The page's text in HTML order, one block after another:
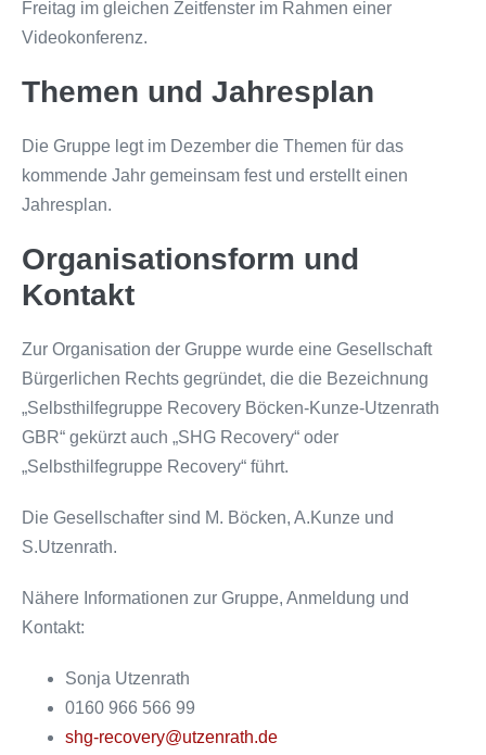
Freitag im gleichen Zeitfenster im Rahmen einer
Videokonferenz.
Themen und Jahresplan
Die Gruppe legt im Dezember die Themen für das
kommende Jahr gemeinsam fest und erstellt einen
Jahresplan.
Organisationsform und
Kontakt
Zur Organisation der Gruppe wurde eine Gesellschaft
Bürgerlichen Rechts gegründet, die die Bezeichnung
„Selbsthilfegruppe Recovery Böcken-Kunze-Utzenrath
GBR“ gekürzt auch „SHG Recovery“ oder
„Selbsthilfegruppe Recovery“ führt.
Die Gesellschafter sind M. Böcken, A.Kunze und
S.Utzenrath.
Nähere Informationen zur Gruppe, Anmeldung und
Kontakt:
Sonja Utzenrath
0160 966 566 99
shg-recovery@utzenrath.de